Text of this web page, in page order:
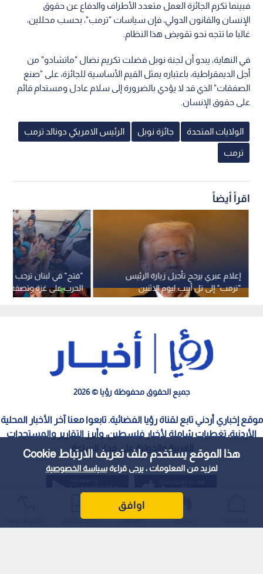
هذا الموقع يستخدم ملف تعريف الارتباط Cookie
لمزيد من المعلومات ، يرجى قراءةسياسة الخصوصية
اوافق
فبينما تكرم الجائزة العمل متعدد الأطراف والدفاع عن حقوق
الإنسان والقانون الدولي، فإن سياسات "ترمب"، بحسب محللين،
غالبا ما تتجه نحو تقويض هذا النظام.
في النهاية، يبدو أن لجنة نوبل فضلت تكريم نضال "ماتشادو" من
أجل الديمقراطية، باعتباره يمثل القيم الأساسية للجائزة، على "صنع
الصفقات" الذي قد لا يؤدي بالضرورة إلى سلام عادل ومستدام قائم
على حقوق الإنسان.
الولايات المتحدة جائزة نوبل الرئيس الامريكي دونالد ترمب
ترمب
اقرأ أيضاً
"فتح" في لبنان ترحب
الحرب على غزة وتصفه
التاريخية نحو إنهاء
إعلام عبري يرجح تأجيل زيارة الرئيس
"ترمب" إلى تل أبيب ليوم الاثنين
جميع الحقوق محفوظة رؤيا © 2026
موقع إخباري أردني تابع لقناة رؤيا الفضائية. تابعوا معنا آخر الأخبار المحلية
الأردنية، تغطيات شاملة لأخبار فلسطين، وأبرز التقارير والمستجدات
العربية والدولية على مدار الساعة.
عواجل المباشر أحدث الأخبار